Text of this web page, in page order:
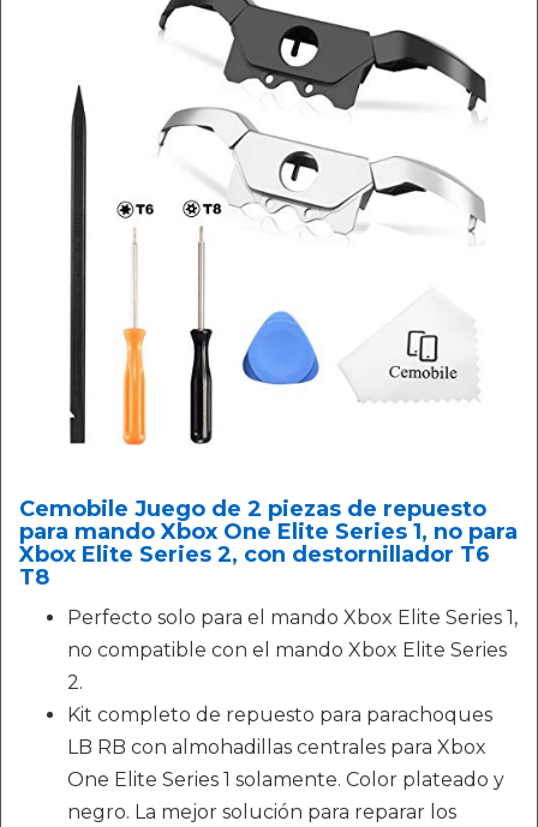
Cemobile Juego de 2 piezas de repuesto
para mando Xbox One Elite Series 1, no para
Xbox Elite Series 2, con destornillador T6
T8
Perfecto solo para el mando Xbox Elite Series 1,
no compatible con el mando Xbox Elite Series
2.
Kit completo de repuesto para parachoques
LB RB con almohadillas centrales para Xbox
One Elite Series 1 solamente. Color plateado y
negro. La mejor solución para reparar los